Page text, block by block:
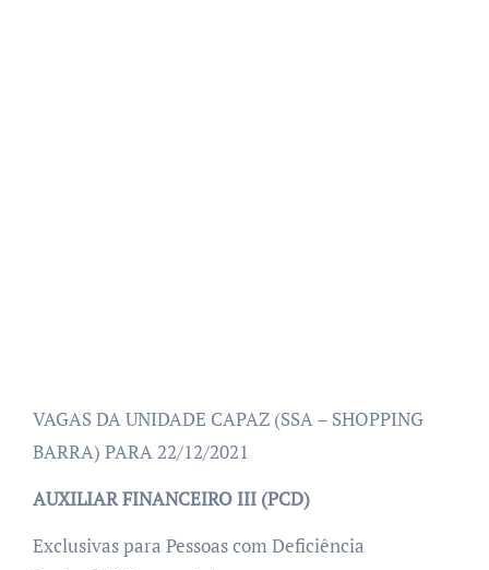
VAGAS DA UNIDADE CAPAZ (SSA – SHOPPING
BARRA) PARA 22/12/2021
AUXILIAR FINANCEIRO III (PCD)
Exclusivas para Pessoas com Deficiência